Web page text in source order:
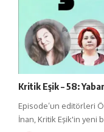
Kritik Eşik – 58:
Episode’un editörleri
İnan, Kritik Eşik'in yeni